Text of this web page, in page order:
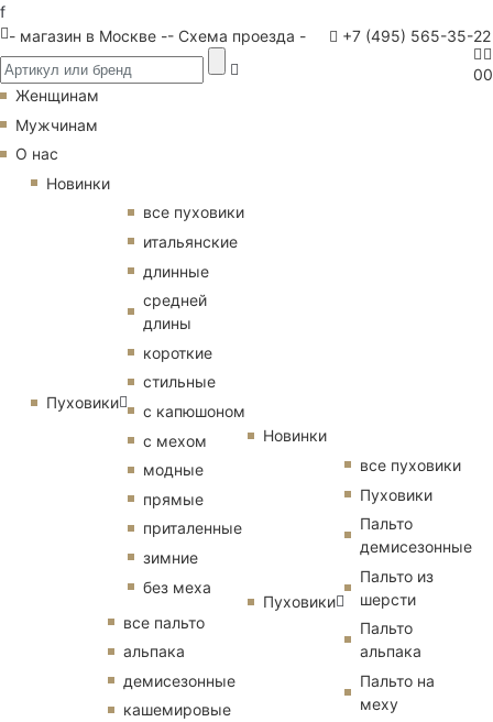
f
- магазин в Москве -- Схема проезда - +7 (495) 565-35-22
00
Женщинам
Мужчинам
О нас
Новинки
Пуховики
все пуховики
итальянские
длинные
средней
длины
короткие
стильные
с капюшоном
с мехом
модные
прямые
приталенные
зимние
без меха
все пальто
альпака
демисезонные
кашемировые
Новинки
Пуховики
все пуховики
Пуховики
Пальто
демисезонные
Пальто из
шерсти
Пальто
альпака
Пальто на
меху